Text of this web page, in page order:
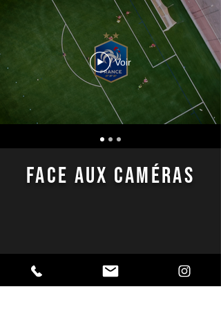
Voir
FACE AUX CAMÉRAS